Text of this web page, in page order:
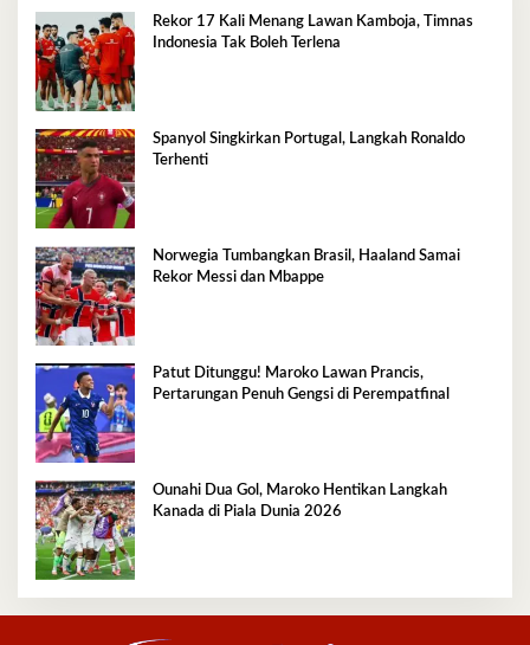
Rekor 17 Kali Menang Lawan Kamboja, Timnas
Indonesia Tak Boleh Terlena
Spanyol Singkirkan Portugal, Langkah Ronaldo
Terhenti
Norwegia Tumbangkan Brasil, Haaland Samai
Rekor Messi dan Mbappe
Patut Ditunggu! Maroko Lawan Prancis,
Pertarungan Penuh Gengsi di Perempatfinal
Ounahi Dua Gol, Maroko Hentikan Langkah
Kanada di Piala Dunia 2026